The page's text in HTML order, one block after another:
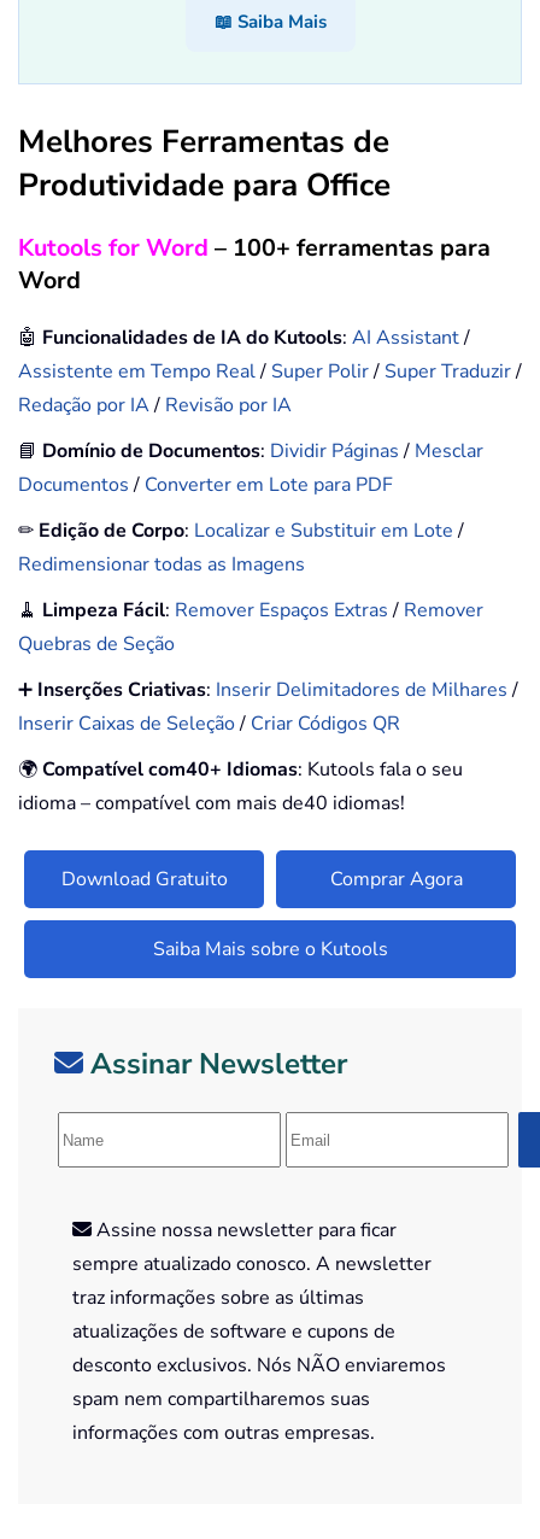
📖 Saiba Mais
Melhores Ferramentas de
Produtividade para Office
Kutools for Word – 100+ ferramentas para
Word
🤖 Funcionalidades de IA do Kutools: AI Assistant/
Assistente em Tempo Real/ Super Polir/ Super Traduzir/
Redação por IA/ Revisão por IA
📘 Domínio de Documentos: Dividir Páginas/ Mesclar
Documentos/ Converter em Lote para PDF
✏ Edição de Corpo: Localizar e Substituir em Lote/
Redimensionar todas as Imagens
🧹 Limpeza Fácil: Remover Espaços Extras/ Remover
Quebras de Seção
➕ Inserções Criativas: Inserir Delimitadores de Milhares/
Inserir Caixas de Seleção/ Criar Códigos QR
🌍Compatível com40+ Idiomas: Kutools fala o seu
idioma – compatível com mais de40 idiomas!
Download Gratuito Comprar Agora
Saiba Mais sobre o Kutools
Assinar Newsletter
Assine nossa newsletter para ficar
sempre atualizado conosco. A newsletter
traz informações sobre as últimas
atualizações de software e cupons de
desconto exclusivos. Nós NÃO enviaremos
spam nem compartilharemos suas
informações com outras empresas.